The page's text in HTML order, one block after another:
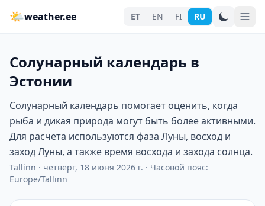
🌤weather.ee ET EN FI RU
Солунарный календарь в
Эстонии
Солунарный календарь помогает оценить, когда
рыба и дикая природа могут быть более активными.
Для расчета используются фаза Луны, восход и
заход Луны, а также время восхода и захода солнца.
Tallinn · четверг, 18 июня 2026 г. · Часовой пояс:
Europe/Tallinn